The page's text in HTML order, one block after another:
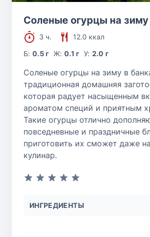
Соленые огурцы на зиму
3 ч.
12.0 ккал
Б:0.5 г Ж: 0.1 г У: 2.0 г
Соленые огурцы на зиму в
традиционная домашняя
которая радует насыщенным
ароматом специй и приятным
Такие огурцы отлично
повседневные и праздничные
приготовить их сможет даже
кулинар.
ИНГРЕДИЕНТЫ